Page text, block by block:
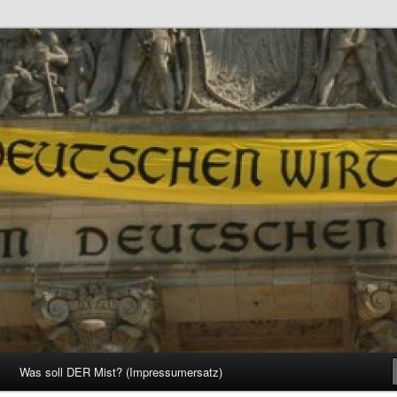
Was soll DER Mist? (Impressumersatz)